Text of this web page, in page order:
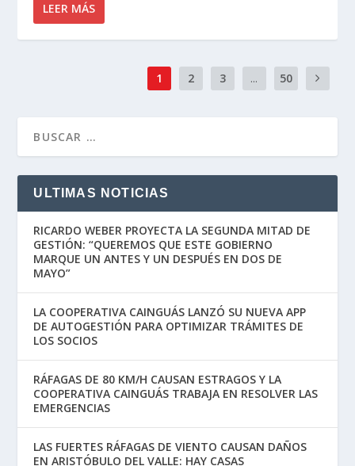
LEER MÁS
1 2 3 ... 50
ULTIMAS NOTICIAS
RICARDO WEBER PROYECTA LA SEGUNDA MITAD DE
GESTIÓN: “QUEREMOS QUE ESTE GOBIERNO
MARQUE UN ANTES Y UN DESPUÉS EN DOS DE
MAYO”
LA COOPERATIVA CAINGUÁS LANZÓ SU NUEVA APP
DE AUTOGESTIÓN PARA OPTIMIZAR TRÁMITES DE
LOS SOCIOS
RÁFAGAS DE 80 KM/H CAUSAN ESTRAGOS Y LA
COOPERATIVA CAINGUÁS TRABAJA EN RESOLVER LAS
EMERGENCIAS
LAS FUERTES RÁFAGAS DE VIENTO CAUSAN DAÑOS
EN ARISTÓBULO DEL VALLE: HAY CASAS